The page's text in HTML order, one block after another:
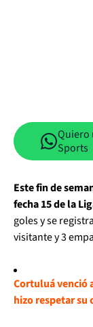
Quiero
Sports
Este fin de
fecha 15 de la
goles y se
visitante y 3
Cortuluá venció
hizo respetar su